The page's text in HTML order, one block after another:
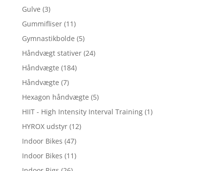
Gulve (3)
Gummifliser (11)
Gymnastikbolde (5)
Håndvægt stativer (24)
Håndvægte (184)
Håndvægte (7)
Hexagon håndvægte (5)
HIIT - High Intensity Interval Training (1)
HYROX udstyr (12)
Indoor Bikes (47)
Indoor Bikes (11)